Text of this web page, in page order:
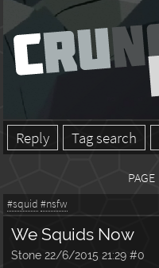
Reply Tag search
PAGE
#squid #nsfw
We Squids Now
Stone 22/6/2015 21:29 #0